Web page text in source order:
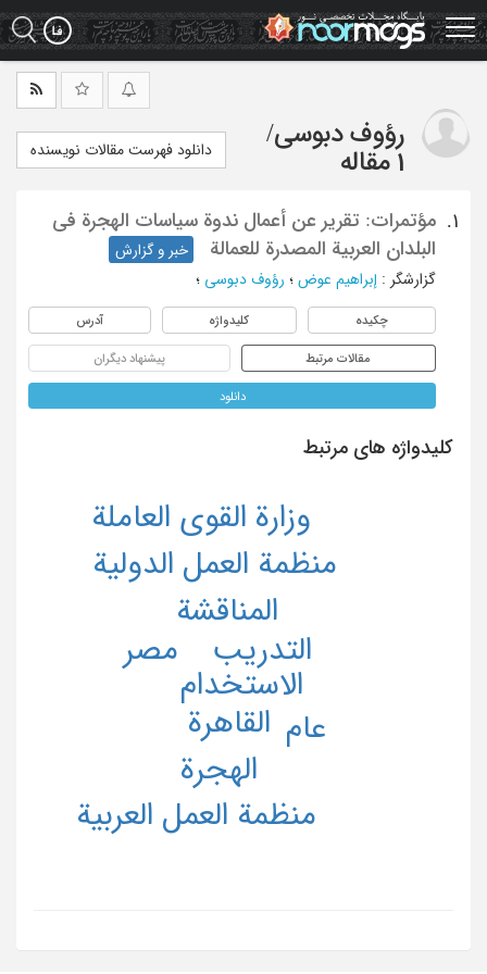
Skip
to
main
رؤوف دبوسی/
1 مقاله
دانلود فهرست مقالات نویسنده
1.
مؤتمرات: تقریر عن أعمال ندوة سیاسات الهجرة فی
البلدان العربیة المصدرة للعمالة
خبر و گزارش
گزارشگر : إبراهیم عوض ؛ رؤوف دبوسی ؛
چکیده کلیدواژه آدرس
مقالات مرتبط پیشنهاد دیگران
دانلود
کلیدواژه های مرتبط
الاستخدام
التدریب
القاهرة
المناقشة
الهجرة
عام
مصر
منظمة العمل الدولیة
منظمة العمل العربیة
وزارة القوی العاملة